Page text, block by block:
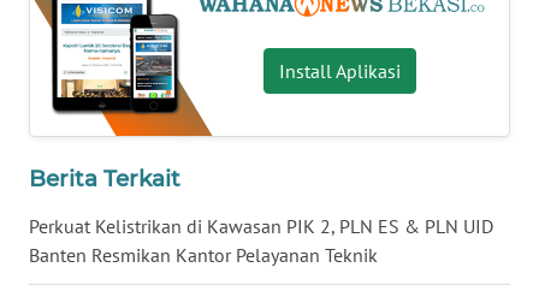
Install Aplikasi
Berita Terkait
Perkuat Kelistrikan di Kawasan PIK 2, PLN ES & PLN UID
Banten Resmikan Kantor Pelayanan Teknik
LANGKAT
WN
TAPANULI
SELATAN
WN
LESUNG